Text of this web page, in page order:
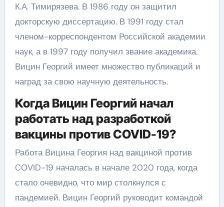
К.А. Тимирязева. В 1986 году он защитил
докторскую диссертацию. В 1991 году стал
членом-корреспондентом Российской академии
наук, а в 1997 году получил звание академика.
Вицин Георгий имеет множество публикаций и
наград за свою научную деятельность.
Когда Вицин Георгий начал
работать над разработкой
вакцины против COVID-19?
Работа Вицина Георгия над вакциной против
COVID-19 началась в начале 2020 года, когда
стало очевидно, что мир столкнулся с
пандемией. Вицин Георгий руководит командой